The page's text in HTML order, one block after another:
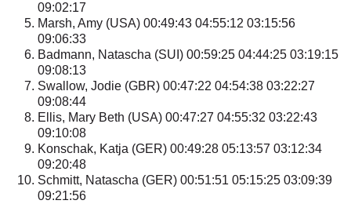
09:02:17
Marsh, Amy (USA) 00:49:43 04:55:12 03:15:56
09:06:33
Badmann, Natascha (SUI) 00:59:25 04:44:25 03:19:15
09:08:13
Swallow, Jodie (GBR) 00:47:22 04:54:38 03:22:27
09:08:44
Ellis, Mary Beth (USA) 00:47:27 04:55:32 03:22:43
09:10:08
Konschak, Katja (GER) 00:49:28 05:13:57 03:12:34
09:20:48
Schmitt, Natascha (GER) 00:51:51 05:15:25 03:09:39
09:21:56